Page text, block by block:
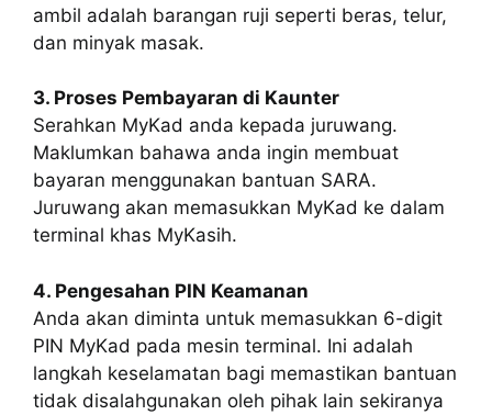
ambil adalah barangan ruji seperti beras, telur,
dan minyak masak.
3. Proses Pembayaran di Kaunter
Serahkan MyKad anda kepada juruwang.
Maklumkan bahawa anda ingin membuat
bayaran menggunakan bantuan SARA.
Juruwang akan memasukkan MyKad ke dalam
terminal khas MyKasih.
4. Pengesahan PIN Keamanan
Anda akan diminta untuk memasukkan 6-digit
PIN MyKad pada mesin terminal. Ini adalah
langkah keselamatan bagi memastikan bantuan
tidak disalahgunakan oleh pihak lain sekiranya